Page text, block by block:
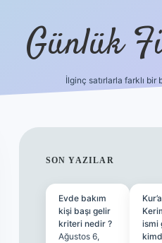
Günlük
İlginç satırlarla farklı bir
SIDEBAR
SON YAZILAR
Evde bakım
kişi başı gelir
kriteri nedir ?
Ağustos 6,
ismi